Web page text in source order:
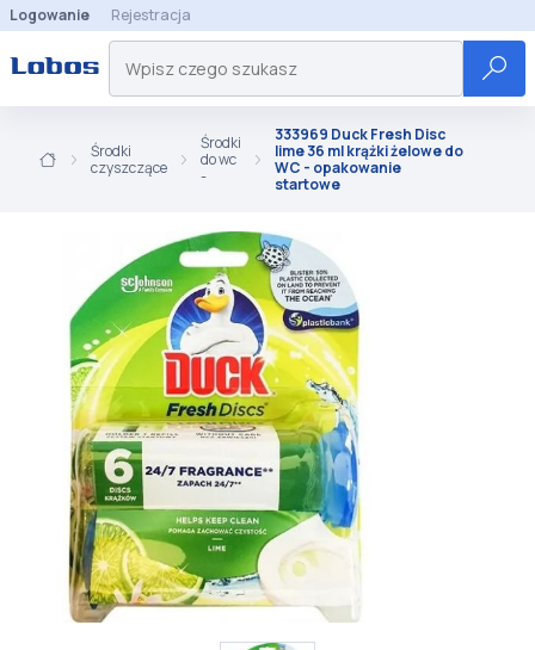
Logowanie Rejestracja
Środki
czyszczące
Środki
do wc
-
333969 Duck Fresh Disc
lime 36 ml krążki żelowe do
WC - opakowanie
startowe